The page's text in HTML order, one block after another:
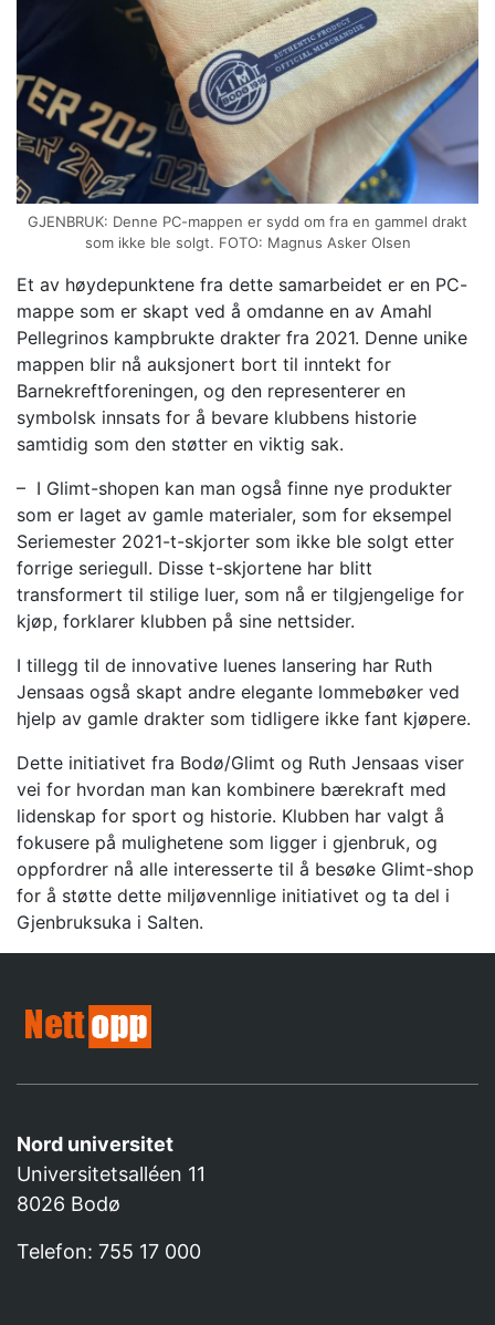
GJENBRUK: Denne PC-mappen er sydd om fra en gammel drakt
som ikke ble solgt. FOTO: Magnus Asker Olsen
Et av høydepunktene fra dette samarbeidet er en PC-
mappe som er skapt ved å omdanne en av Amahl
Pellegrinos kampbrukte drakter fra 2021. Denne unike
mappen blir nå auksjonert bort til inntekt for
Barnekreftforeningen, og den representerer en
symbolsk innsats for å bevare klubbens historie
samtidig som den støtter en viktig sak.
– I Glimt-shopen kan man også finne nye produkter
som er laget av gamle materialer, som for eksempel
Seriemester 2021-t-skjorter som ikke ble solgt etter
forrige seriegull. Disse t-skjortene har blitt
transformert til stilige luer, som nå er tilgjengelige for
kjøp, forklarer klubben på sine nettsider.
I tillegg til de innovative luenes lansering har Ruth
Jensaas også skapt andre elegante lommebøker ved
hjelp av gamle drakter som tidligere ikke fant kjøpere.
Dette initiativet fra Bodø/Glimt og Ruth Jensaas viser
vei for hvordan man kan kombinere bærekraft med
lidenskap for sport og historie. Klubben har valgt å
fokusere på mulighetene som ligger i gjenbruk, og
oppfordrer nå alle interesserte til å besøke Glimt-shop
for å støtte dette miljøvennlige initiativet og ta del i
Gjenbruksuka i Salten.
Nord universitet
Universitetsalléen 11
8026 Bodø
Telefon: 755 17 000